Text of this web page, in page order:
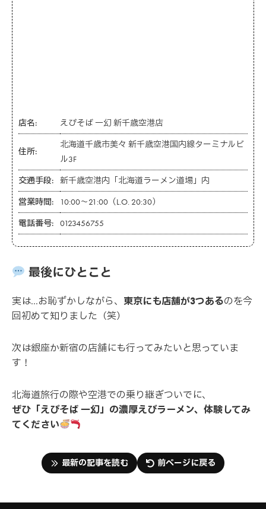
店名: えびそば 一幻 新千歳空港店
住所:
北海道千歳市美々 新千歳空港国内線ターミナルビ
ル3F
交通手段: 新千歳空港内「北海道ラーメン道場」内
営業時間: 10:00〜21:00（L.O. 20:30）
電話番号: 0123456755
最後にひとこと
実は…お恥ずかしながら、 東京にも店舗が3つあるのを今
回初めて知りました（笑）
次は銀座か新宿の店舗にも行ってみたいと思っていま
す！
北海道旅行の際や空港での乗り継ぎついでに、
ぜひ「えびそば 一幻」の濃厚えびラーメン、体験してみ
てください
最新の記事を読む 前ページに戻る